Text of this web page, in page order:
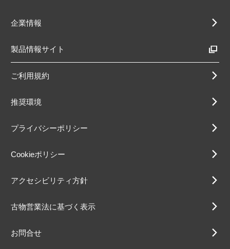
企業情報
製品情報サイト
ご利用規約
推奨環境
プライバシーポリシー
Cookieポリシー
アクセシビリティ方針
古物営業法に基づく表示
お問合せ